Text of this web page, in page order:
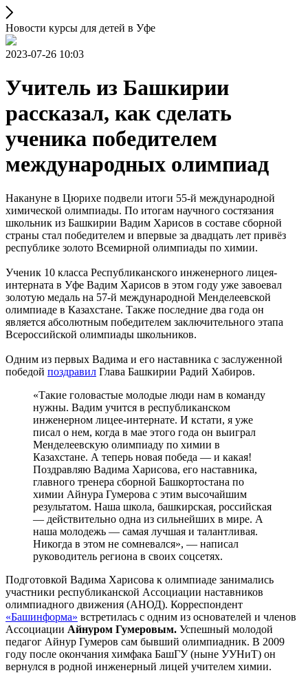
Новости курсы для детей в Уфе
2023-07-26 10:03
Учитель из Башкирии
рассказал, как сделать
ученика победителем
международных олимпиад
Накануне в Цюрихе подвели итоги 55-й международной
химической олимпиады. По итогам научного состязания
школьник из Башкирии Вадим Харисов в составе сборной
страны стал победителем и впервые за двадцать лет привёз
республике золото Всемирной олимпиады по химии.
Ученик 10 класса Республиканского инженерного лицея-
интерната в Уфе Вадим Харисов в этом году уже завоевал
золотую медаль на 57-й международной Менделеевской
олимпиаде в Казахстане. Также последние два года он
является абсолютным победителем заключительного этапа
Всероссийской олимпиады школьников.
Одним из первых Вадима и его наставника с заслуженной
победой поздравил Глава Башкирии Радий Хабиров.
«Такие головастые молодые люди нам в команду
нужны. Вадим учится в республиканском
инженерном лицее-интернате. И кстати, я уже
писал о нем, когда в мае этого года он выиграл
Менделеевскую олимпиаду по химии в
Казахстане. А теперь новая победа — и какая!
Поздравляю Вадима Харисова, его наставника,
главного тренера сборной Башкортостана по
химии Айнура Гумерова с этим высочайшим
результатом. Наша школа, башкирская, российская
— действительно одна из сильнейших в мире. А
наша молодежь — самая лучшая и талантливая.
Никогда в этом не сомневался», — написал
руководитель региона в своих соцсетях.
Подготовкой Вадима Харисова к олимпиаде занимались
участники республиканской Ассоциации наставников
олимпиадного движения (АНОД). Корреспондент
«Башинформа» встретилась с одним из основателей и членов
Ассоциации Айнуром Гумеровым. Успешный молодой
педагог Айнур Гумеров сам бывший олимпиадник. В 2009
году после окончания химфака БашГУ (ныне УУНиТ) он
вернулся в родной инженерный лицей учителем химии.